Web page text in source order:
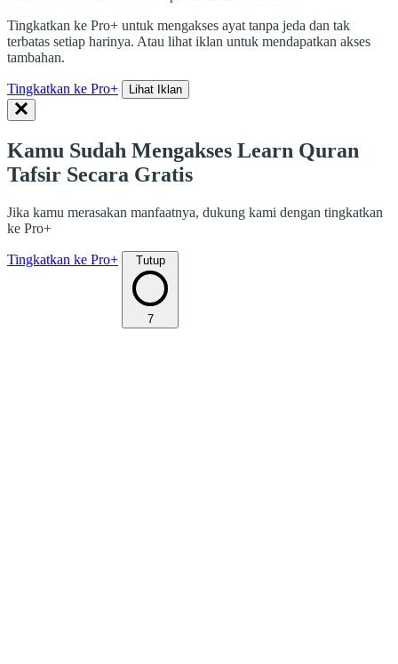
Tingkatkan ke Pro+ untuk mengakses ayat tanpa jeda dan tak
terbatas setiap harinya. Atau lihat iklan untuk mendapatkan akses
tambahan.
Tingkatkan ke Pro+ Lihat Iklan
Kamu Sudah Mengakses Learn Quran
Tafsir Secara Gratis
Jika kamu merasakan manfaatnya, dukung kami dengan tingkatkan
ke Pro+
Tingkatkan ke Pro+ Tutup
7